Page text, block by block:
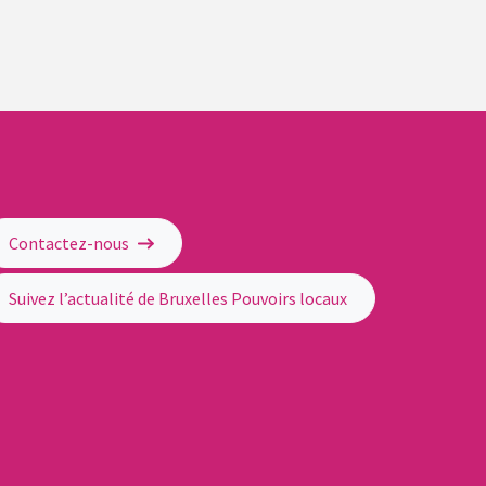
Contactez-nous
Suivez l’actualité de Bruxelles Pouvoirs locaux